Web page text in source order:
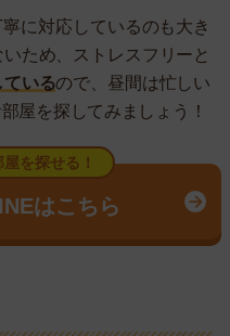
に対応しているのも大き
ため、ストレスフリーと
ているので、昼間は忙しい
屋を探してみましょう！
を探せる！
はこちら